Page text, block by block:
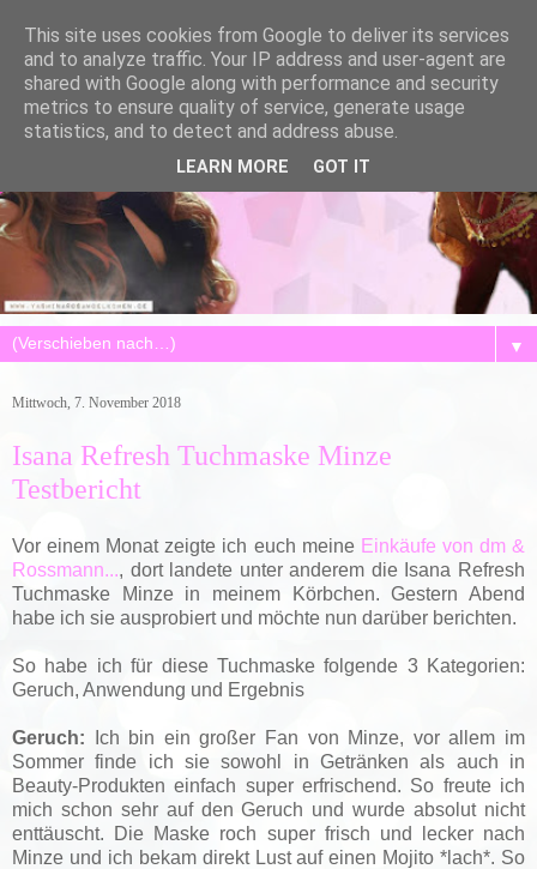
▼
Mittwoch, 7. November 2018
Isana Refresh Tuchmaske Minze
Testbericht
Vor einem Monat zeigte ich euch meine Einkäufe von dm &
Rossmann..., dort landete unter anderem die Isana Refresh
Tuchmaske Minze in meinem Körbchen. Gestern Abend
habe ich sie ausprobiert und möchte nun darüber berichten.
So habe ich für diese Tuchmaske folgende 3 Kategorien:
Geruch, Anwendung und Ergebnis
Geruch: Ich bin ein großer Fan von Minze, vor allem im
Sommer finde ich sie sowohl in Getränken als auch in
Beauty-Produkten einfach super erfrischend. So freute ich
mich schon sehr auf den Geruch und wurde absolut nicht
enttäuscht. Die Maske roch super frisch und lecker nach
Minze und ich bekam direkt Lust auf einen Mojito *lach*. So
This site uses cookies from Google to deliver its services
and to analyze traffic. Your IP address and user-agent are
shared with Google along with performance and security
metrics to ensure quality of service, generate usage
statistics, and to detect and address abuse.
LEARN MORE GOT IT